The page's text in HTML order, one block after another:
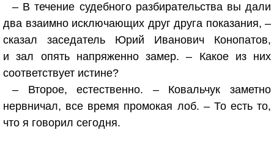
– В течение судебного разбирательства вы дали
два взаимно исключающих друг друга показания, –
сказал заседатель Юрий Иванович Конопатов,
и зал опять напряженно замер. – Какое из них
соответствует истине?
– Второе, естественно. – Ковальчук заметно
нервничал, все время промокая лоб. – То есть то,
что я говорил сегодня.